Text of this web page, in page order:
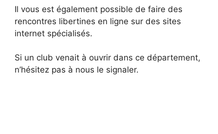
Il vous est également possible de faire des
rencontres libertines en ligne sur des sites
internet spécialisés.
Si un club venait à ouvrir dans ce département,
n’hésitez pas à nous le signaler.